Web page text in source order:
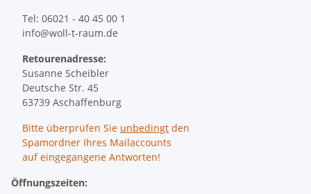
Tel: 06021 - 40 45 00 1
info@woll-t-raum.de
Retourenadresse:
Susanne Scheibler
Deutsche Str. 45
63739 Aschaffenburg
Bitte überprüfen Sie unbedingt den
Spamordner Ihres Mailaccounts
auf eingegangene Antworten!
Öffnungszeiten: